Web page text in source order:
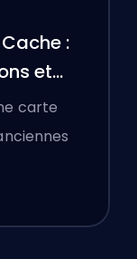
:
et
carte